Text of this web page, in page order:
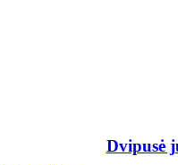
Dvipusė